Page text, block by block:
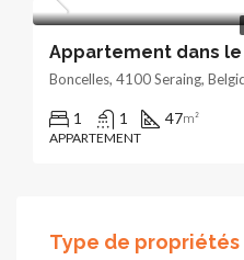
Appartement dans
Boncelles, 4100 Seraing,
1 1 47m²
APPARTEMENT
Type de propriétés